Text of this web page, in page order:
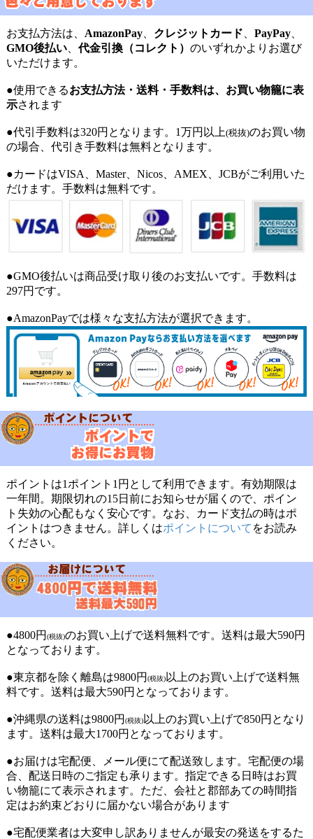
お支払方法は、 AmazonPay、 クレジットカード、 PayPay、
GMO後払い、代金引換（コレクト） のいずれかよりお選び
いただけます。
●使用できるお支払方法・送料・手数料は、お買い物籠に表
示されます
●代引手数料は320円となります。1万円以上(税抜)のお買い物
の場合、代引き手数料は無料となります。
●カードはVISA、Master、Nicos、AMEX、JCBがご利用いた
だけます。手数料は無料です。
●GMO後払いは商品受け取り後のお支払いです。手数料は
297円です。
●AmazonPayでは様々な支払方法が選択できます。
ポイントは1ポイント1円として利用できます。有効期限は
一年間。期限切れの15日前にお知らせが届くので、ポイン
ト失効の心配もなく安心です。なお、カード支払の時はポ
イントはつきません。詳しくはポイントについて をお読み
ください。
●4800円 (税抜)のお買い上げで送料無料です。送料は最大590円
となっております。
●東京都を除く離島は9800円 (税抜)以上のお買い上げで送料無
料です。送料は最大590円となっております。
●沖縄県の送料は9800円 (税抜)以上のお買い上げで850円となり
ます。送料は最大1700円となっております。
●お届けは宅配便、メール便にて配送致します。宅配便の場
合、配送日時のご指定も承ります。指定できる日時はお買
い物籠にて表示されます。ただ、会社と郡部あての時間指
定はお約束どおりに届かない場合があります
●宅配便業者は大変申し訳ありませんが最安の発送をするた